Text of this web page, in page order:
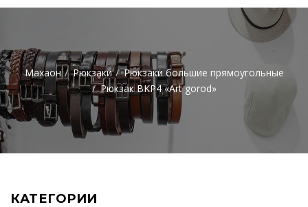
Махаон Рюкзаки
Рюкзаки большие прямоугольные
Рюкзак BKP4 «Art gorod»
КАТЕГОРИИ